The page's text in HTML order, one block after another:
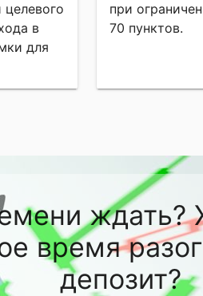
в
для
при
70 пунктов.
ждать?
время
депозит?